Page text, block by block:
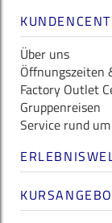
Über uns
Öffnungszeiten
Factory Outlet
Gruppenreisen
Service rund